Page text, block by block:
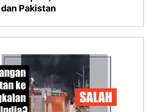
Pakistan